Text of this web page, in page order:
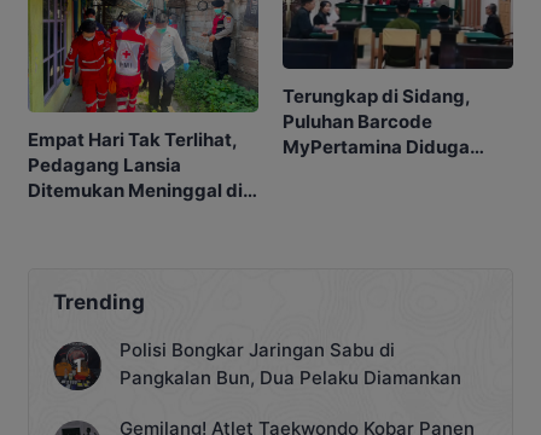
Empat Hari Tak Terlihat,
Pedagang Lansia
Ditemukan Meninggal di
Terungkap di Sidang,
Puluhan Barcode
MyPertamina Diduga
Trending
Polisi Bongkar Jaringan Sabu di
Pangkalan Bun, Dua Pelaku Diamankan
Gemilang! Atlet Taekwondo Kobar Panen